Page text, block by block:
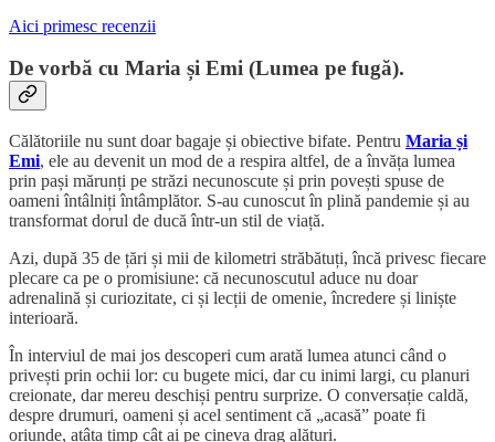
Aici primesc recenzii
De vorbă cu Maria și Emi (Lumea pe fugă).
Călătoriile nu sunt doar bagaje și obiective bifate. Pentru Maria și
Emi, ele au devenit un mod de a respira altfel, de a învăța lumea
prin pași mărunți pe străzi necunoscute și prin povești spuse de
oameni întâlniți întâmplător. S-au cunoscut în plină pandemie și au
transformat dorul de ducă într-un stil de viață.
Azi, după 35 de țări și mii de kilometri străbătuți, încă privesc fiecare
plecare ca pe o promisiune: că necunoscutul aduce nu doar
adrenalină și curiozitate, ci și lecții de omenie, încredere și liniște
interioară.
În interviul de mai jos descoperi cum arată lumea atunci când o
privești prin ochii lor: cu bugete mici, dar cu inimi largi, cu planuri
creionate, dar mereu deschiși pentru surprize. O conversație caldă,
despre drumuri, oameni și acel sentiment că „acasă” poate fi
oriunde, atâta timp cât ai pe cineva drag alături.